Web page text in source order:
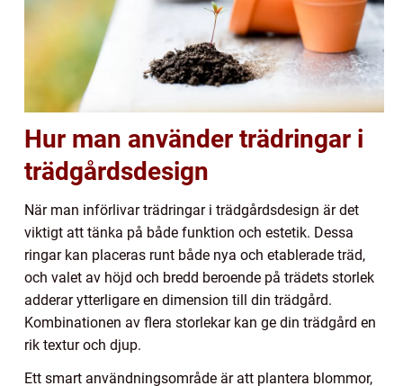
Hur man använder trädringar i
trädgårdsdesign
När man införlivar trädringar i trädgårdsdesign är det
viktigt att tänka på både funktion och estetik. Dessa
ringar kan placeras runt både nya och etablerade träd,
och valet av höjd och bredd beroende på trädets storlek
adderar ytterligare en dimension till din trädgård.
Kombinationen av flera storlekar kan ge din trädgård en
rik textur och djup.
Ett smart användningsområde är att plantera blommor,